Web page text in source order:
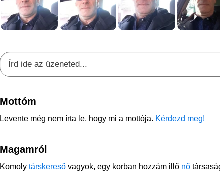
Mottóm
Levente még nem írta le, hogy mi a mottója. Kérdezd meg!
Magamról
Komoly társkereső vagyok, egy korban hozzám illő nő